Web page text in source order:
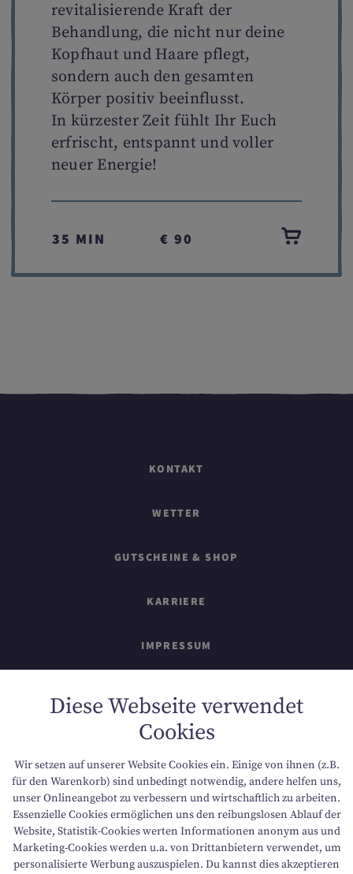
revitalisierende Kraft der
Behandlung, die nicht nur deine
Kopfhaut und Haare pflegt,
sondern auch den gesamten
Körper positiv beeinflusst.
In kürzester Zeit fühlt Ihr Euch
erfrischt, entspannt und voller
neuer Energie!
35 MIN € 90
KONTAKT
WETTER
GUTSCHEINE & SHOP
KARRIERE
IMPRESSUM
DATENSCHUTZ
NACHHALTIGKEIT
BARRIEREFREIHEIT
Diese Webseite verwendet
Cookies
Wir setzen auf unserer Website Cookies ein. Einige von ihnen (z.B.
für den Warenkorb) sind unbedingt notwendig, andere helfen uns,
unser Onlineangebot zu verbessern und wirtschaftlich zu arbeiten.
Essenzielle Cookies ermöglichen uns den reibungslosen Ablauf der
Website, Statistik-Cookies werten Informationen anonym aus und
Marketing-Cookies werden u.a. von Drittanbietern verwendet, um
personalisierte Werbung auszuspielen. Du kannst dies akzeptieren